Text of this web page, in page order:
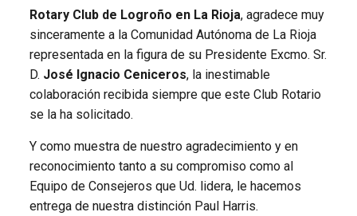
Rotary Club de Logroño en La Rioja, agradece muy
sinceramente a la Comunidad Autónoma de La Rioja
representada en la figura de su Presidente Excmo. Sr.
D. José Ignacio Ceniceros, la inestimable
colaboración recibida siempre que este Club Rotario
se la ha solicitado.
Y como muestra de nuestro agradecimiento y en
reconocimiento tanto a su compromiso como al
Equipo de Consejeros que Ud. lidera, le hacemos
entrega de nuestra distinción Paul Harris.